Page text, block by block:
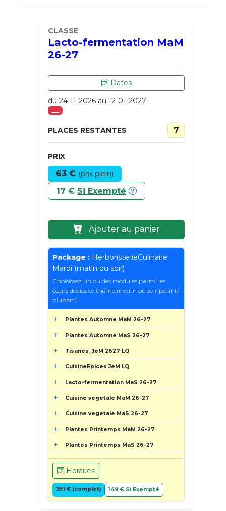
CLASSE
Lacto-fermentation MaM
26-27
Dates
du 24-11-2026 au 12-01-2027
___
PLACES RESTANTES 7
PRIX
63 € (prix plein)
17 € Si Exempté
Ajouter au panier
Package : HerboristerieCulinaire
Mardi (matin ou soir)
Choisissez un ou des modules parmi les
cours dédiés ce thème (matin ou soir pour la
plupart)
Plantes Automne MaM 26-27
Plantes Automne MaS 26-27
Tisanes_JeM 2627 LQ
CuisineEpices JeM LQ
Lacto-fermentation MaS 26-27
Cuisine vegetale MaM 26-27
Cuisine vegetale MaS 26-27
Plantes Printemps MaM 26-27
Plantes Printemps MaS 26-27
Horaires
351 € (complet) 149 € Si Exempté